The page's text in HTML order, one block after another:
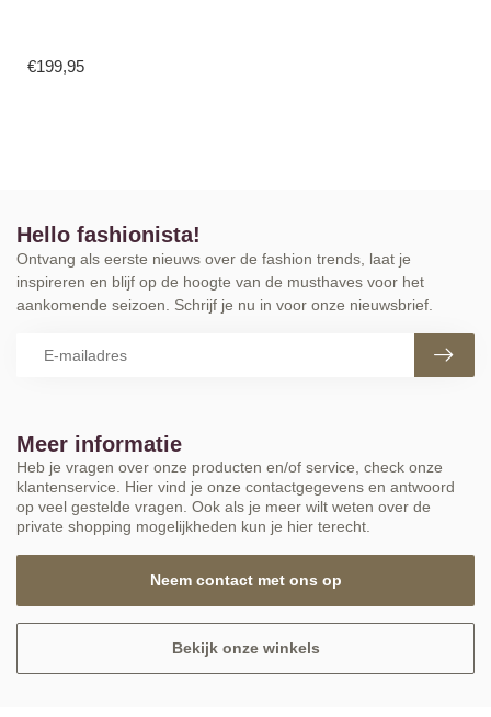
€199,95
Meer informatie
Heb je vragen over onze producten en/of service, check onze
klantenservice. Hier vind je onze contactgegevens en antwoord
op veel gestelde vragen. Ook als je meer wilt weten over de
private shopping mogelijkheden kun je hier terecht.
Neem contact met ons op
Bekijk onze winkels
Hello fashionista!
Ontvang als eerste nieuws over de fashion trends, laat je
inspireren en blijf op de hoogte van de musthaves voor het
aankomende seizoen. Schrijf je nu in voor onze nieuwsbrief.